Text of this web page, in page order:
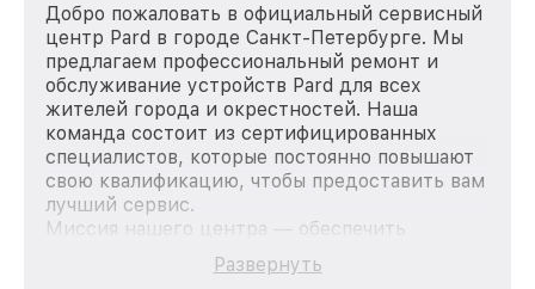
Добро пожаловать в официальный сервисный
центр Pard в городе Санкт-Петербурге. Мы
предлагаем профессиональный ремонт и
обслуживание устройств Pard для всех
жителей города и окрестностей. Наша
команда состоит из сертифицированных
специалистов, которые постоянно повышают
свою квалификацию, чтобы предоставить вам
лучший сервис.
Миссия нашего центра — обеспечить
качественный и доступный ремонт для
каждого пользователя продукции Pard, вне
Развернуть